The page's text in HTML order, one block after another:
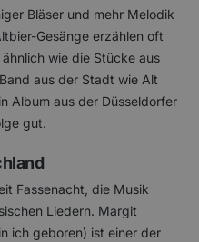
Bläser und mehr Melodik
Gesänge erzählen oft
wie die Stücke aus
aus der Stadt wie Alt
Album aus der Düsseldorfer
gut.
Fassenacht, die Musik
Liedern. Margit
ich geboren) ist einer der